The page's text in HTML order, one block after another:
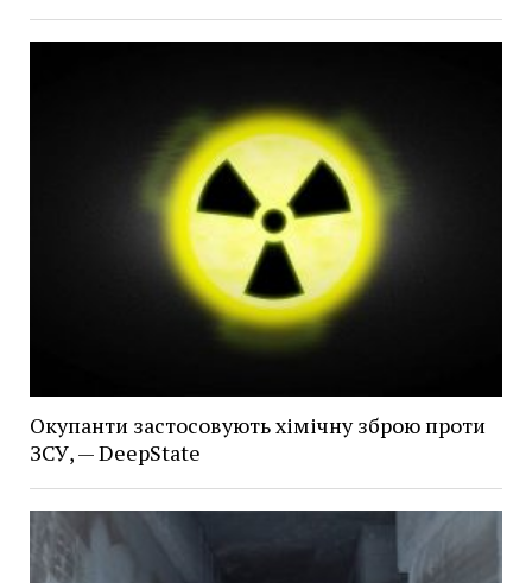
Окупанти застосовують хімічну зброю проти
ЗСУ, — DeepState